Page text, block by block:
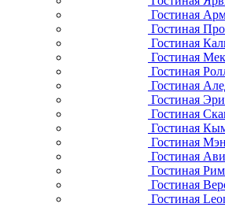
Гостиная
Гостиная
Гостиная
Гостиная
Гостиная
Гостиная
Гостиная
Гостиная
Гостиная
Гостиная
Гостиная
Гостиная
Гостиная
Гостиная